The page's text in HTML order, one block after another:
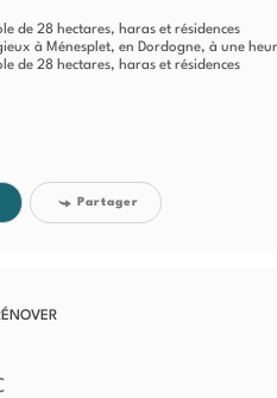
de 28 hectares, haras et résidences
à Ménesplet, en Dordogne, à une
de 28 hectares, haras et résidences
Partager